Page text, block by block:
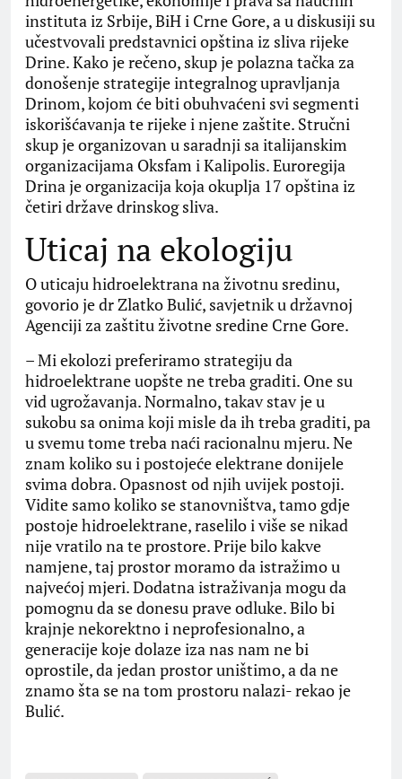
instituta iz Srbije, BiH i Crne Gore, a u diskusiji su
učestvovali predstavnici opština iz sliva rijeke
Drine. Kako je rečeno, skup je polazna tačka za
donošenje strategije integralnog upravljanja
Drinom, kojom će biti obuhvaćeni svi segmenti
iskorišćavanja te rijeke i njene zaštite. Stručni
skup je organizovan u saradnji sa italijanskim
organizacijama Oksfam i Kalipolis. Euroregija
Drina je organizacija koja okuplja 17 opština iz
četiri države drinskog sliva.
Uticaj na ekologiju
O uticaju hidroelektrana na životnu sredinu,
govorio je dr Zlatko Bulić, savjetnik u državnoj
Agenciji za zaštitu životne sredine Crne Gore.
– Mi ekolozi preferiramo strategiju da
hidroelektrane uopšte ne treba graditi. One su
vid ugrožavanja. Normalno, takav stav je u
sukobu sa onima koji misle da ih treba graditi, pa
u svemu tome treba naći racionalnu mjeru. Ne
znam koliko su i postojeće elektrane donijele
svima dobra. Opasnost od njih uvijek postoji.
Vidite samo koliko se stanovništva, tamo gdje
postoje hidroelektrane, raselilo i više se nikad
nije vratilo na te prostore. Prije bilo kakve
namjene, taj prostor moramo da istražimo u
najvećoj mjeri. Dodatna istraživanja mogu da
pomognu da se donesu prave odluke. Bilo bi
krajnje nekorektno i neprofesionalno, a
generacije koje dolaze iza nas nam ne bi
oprostile, da jedan prostor uništimo, a da ne
znamo šta se na tom prostoru nalazi- rekao je
Bulić.